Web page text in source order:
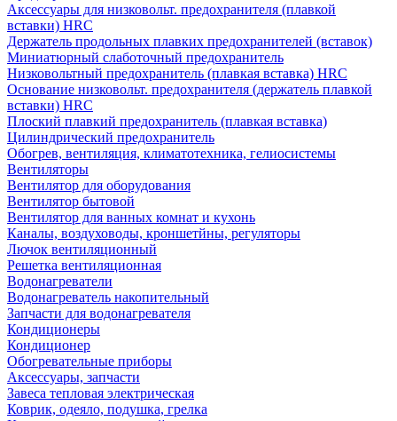
Аксессуары для низковольт. предохранителя (плавкой
вставки) HRC
Держатель продольных плавких предохранителей (вставок)
Миниатюрный слаботочный предохранитель
Низковольтный предохранитель (плавкая вставка) HRC
Основание низковольт. предохранителя (держатель плавкой
вставки) HRC
Плоский плавкий предохранитель (плавкая вставка)
Цилиндрический предохранитель
Обогрев, вентиляция, климатотехника, гелиосистемы
Вентиляторы
Вентилятор для оборудования
Вентилятор бытовой
Вентилятор для ванных комнат и кухонь
Каналы, воздуховоды, кроншетйны, регуляторы
Лючок вентиляционный
Решетка вентиляционная
Водонагреватели
Водонагреватель накопительный
Запчасти для водонагревателя
Кондиционеры
Кондиционер
Обогревательные приборы
Аксессуары, запчасти
Завеса тепловая электрическая
Коврик, одеяло, подушка, грелка